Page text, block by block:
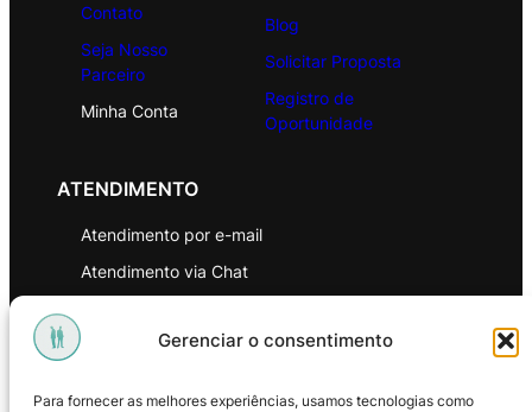
Gerenciar o consentimento
Para fornecer as melhores experiências, usamos tecnologias como
Contato
Seja Nosso
Parceiro
Minha Conta
Blog
Solicitar Proposta
Registro de
Oportunidade
ATENDIMENTO
Atendimento por e-mail
Atendimento via Chat